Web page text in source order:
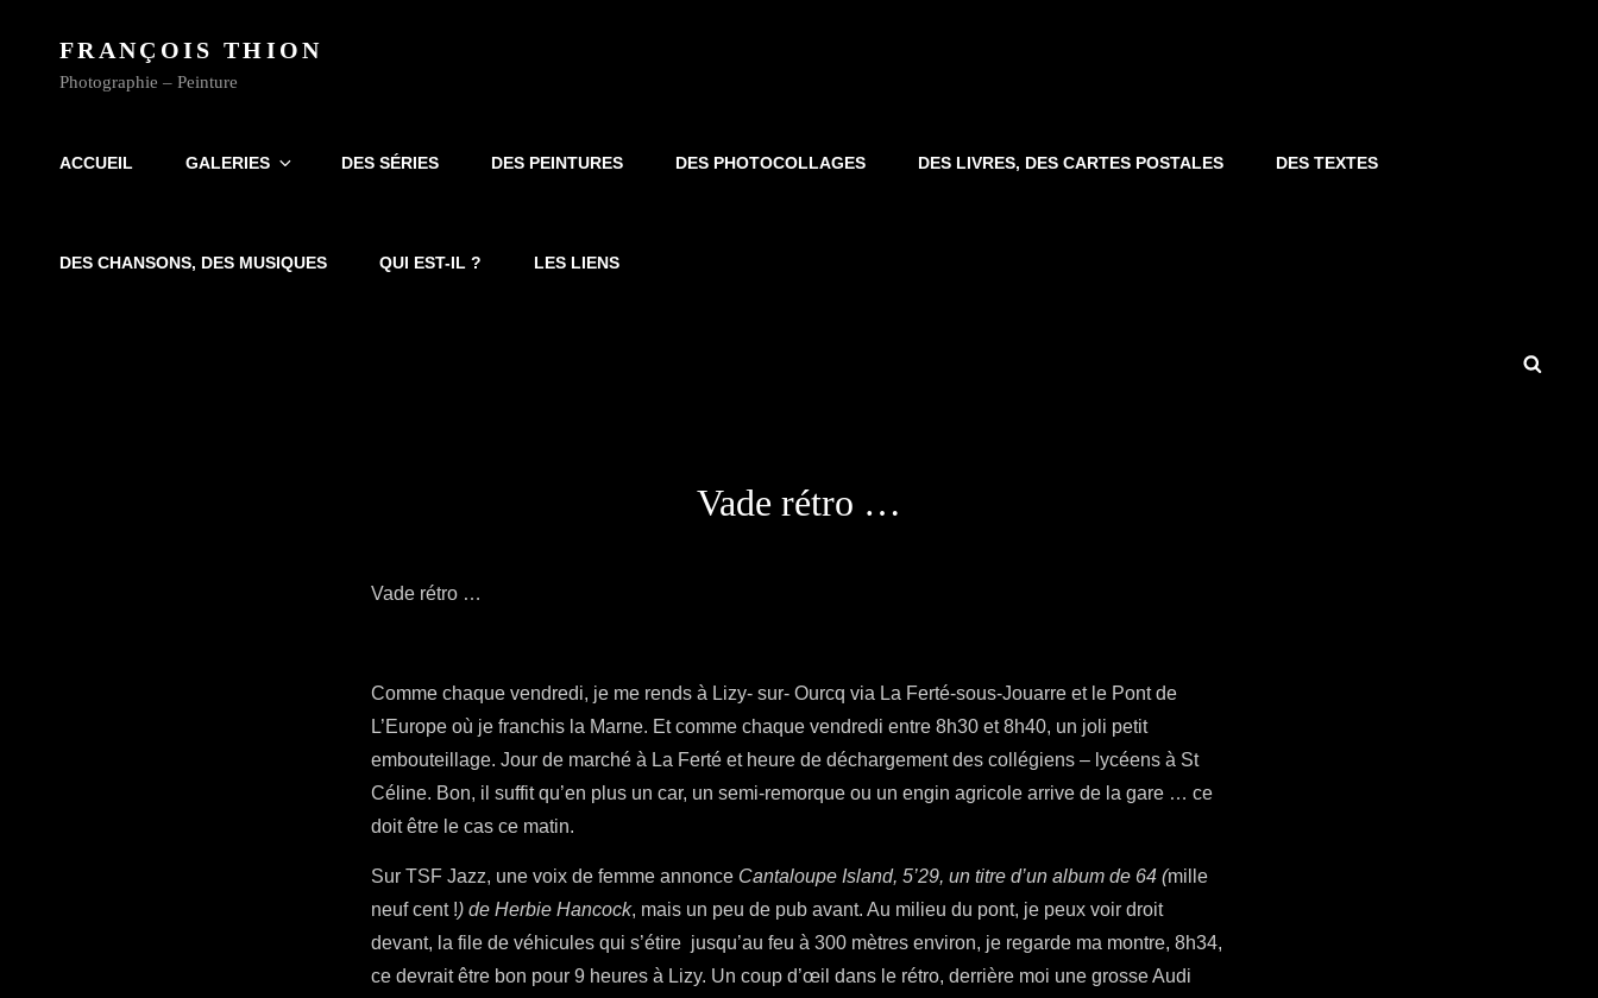
FRANÇOIS THION
Photographie – Peinture
ACCUEIL GALERIES DES SÉRIES DES PEINTURES DES PHOTOCOLLAGES DES LIVRES, DES CARTES POSTALES DES TEXTES
DES CHANSONS, DES MUSIQUES QUI EST-IL ? LES LIENS
Vade rétro …
Vade rétro …
Comme chaque vendredi, je me rends à Lizy- sur- Ourcq via La Ferté-sous-Jouarre et le Pont de
L’Europe où je franchis la Marne. Et comme chaque vendredi entre 8h30 et 8h40, un joli petit
embouteillage. Jour de marché à La Ferté et heure de déchargement des collégiens – lycéens à St
Céline. Bon, il suffit qu’en plus un car, un semi-remorque ou un engin agricole arrive de la gare … ce
doit être le cas ce matin.
Sur TSF Jazz, une voix de femme annonce Cantaloupe Island, 5’29, un titre d’un album de 64 (mille
neuf cent !) de Herbie Hancock, mais un peu de pub avant. Au milieu du pont, je peux voir droit
devant, la file de véhicules qui s’étire jusqu’au feu à 300 mètres environ, je regarde ma montre, 8h34,
ce devrait être bon pour 9 heures à Lizy. Un coup d’œil dans le rétro, derrière moi une grosse Audi